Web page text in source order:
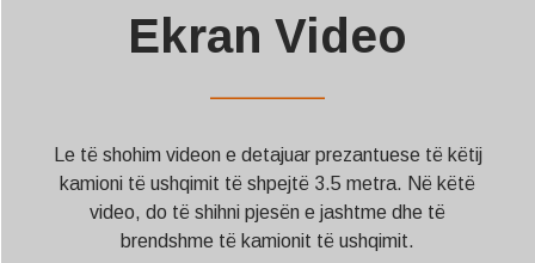
Ekran Video
——————
Le të shohim videon e detajuar prezantuese të këtij
kamioni të ushqimit të shpejtë 3.5 metra. Në këtë
video, do të shihni pjesën e jashtme dhe të
brendshme të kamionit të ushqimit.